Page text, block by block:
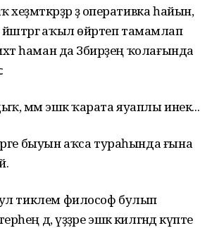
ҙә оперативка һайын,
йәштәргә аҡыл өйрәтеп тамамлап
һаман да Зәбирҙең ҡолағында
әммә эшкә ҡарата яуаплы инек...
быуын аҡса тураһында ғына
тиклем философ булып
дә, үҙҙәре эшкә килгәндә күпте